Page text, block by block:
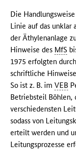
Die
Linie auf das unklar
der Äthylenanlage
Hinweise des MfS
1975 erfolgten
schriftliche
So ist z. B. imVEB
Betriebsteil
verschiedensten
sodass von
erteilt werden und
Leitungsprozesse